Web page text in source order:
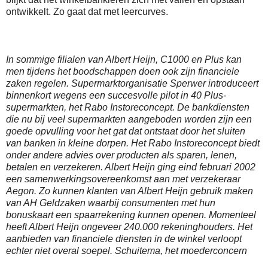
ontwikkelt. Zo gaat dat met leercurves.
In sommige filialen van Albert Heijn, C1000 en Plus kan
men tijdens het boodschappen doen ook zijn financiele
zaken regelen. Supermarktorganisatie Sperwer introduceert
binnenkort wegens een succesvolle pilot in 40 Plus-
supermarkten, het Rabo Instoreconcept. De bankdiensten
die nu bij veel supermarkten aangeboden worden zijn een
goede opvulling voor het gat dat ontstaat door het sluiten
van banken in kleine dorpen. Het Rabo Instoreconcept biedt
onder andere advies over producten als sparen, lenen,
betalen en verzekeren. Albert Heijn ging eind februari 2002
een samenwerkingsovereenkomst aan met verzekeraar
Aegon. Zo kunnen klanten van Albert Heijn gebruik maken
van AH Geldzaken waarbij consumenten met hun
bonuskaart een spaarrekening kunnen openen. Momenteel
heeft Albert Heijn ongeveer 240.000 rekeninghouders. Het
aanbieden van financiele diensten in de winkel verloopt
echter niet overal soepel. Schuitema, het moederconcern